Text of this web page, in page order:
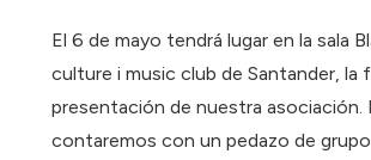
El 6 de mayo tendrá lugar en la sala
culture i music club de Santander, la
presentación de nuestra asociación.
contaremos con un pedazo de